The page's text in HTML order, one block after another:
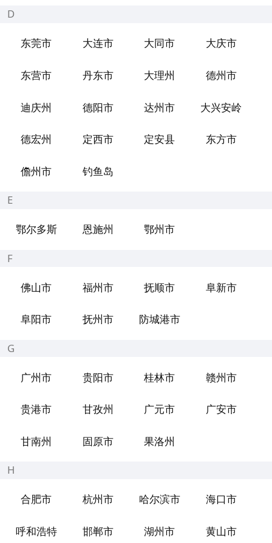
D
东莞市 大连市 大同市 大庆市
东营市 丹东市 大理州 德州市
迪庆州 德阳市 达州市 大兴安岭
德宏州 定西市 定安县 东方市
儋州市 钓鱼岛
E
鄂尔多斯 恩施州 鄂州市
F
佛山市 福州市 抚顺市 阜新市
阜阳市 抚州市 防城港市
G
广州市 贵阳市 桂林市 赣州市
贵港市 甘孜州 广元市 广安市
甘南州 固原市 果洛州
H
合肥市 杭州市 哈尔滨市 海口市
呼和浩特 邯郸市 湖州市 黄山市